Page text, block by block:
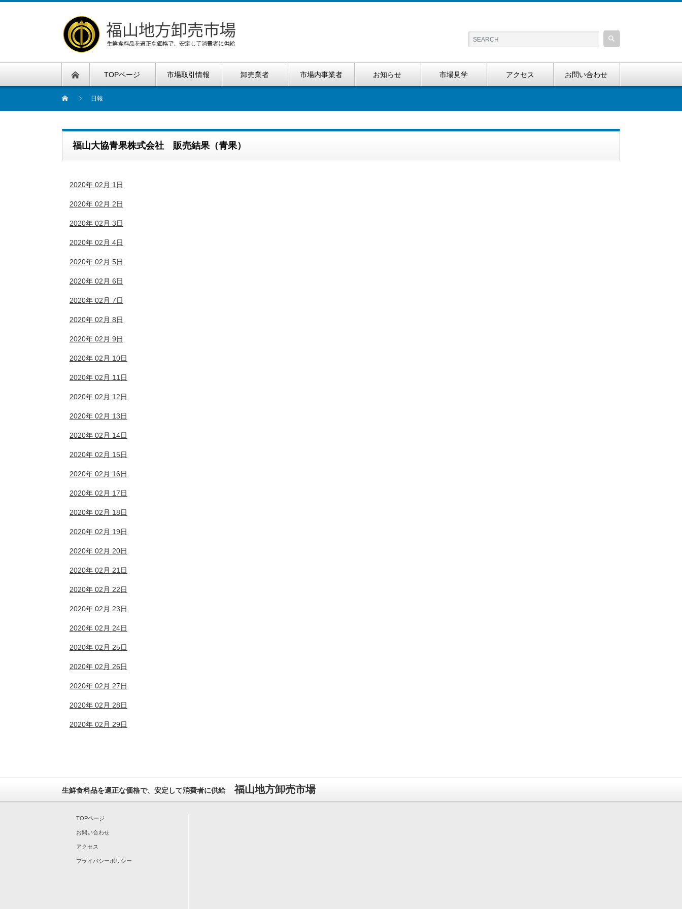
TOPページ 市場取引情報 卸売業者 市場内事業者 お知らせ 市場見学 アクセス お問い合わせ
日報
福山大協青果株式会社 販売結果（青果）
2020年 02月 1日
2020年 02月 2日
2020年 02月 3日
2020年 02月 4日
2020年 02月 5日
2020年 02月 6日
2020年 02月 7日
2020年 02月 8日
2020年 02月 9日
2020年 02月 10日
2020年 02月 11日
2020年 02月 12日
2020年 02月 13日
2020年 02月 14日
2020年 02月 15日
2020年 02月 16日
2020年 02月 17日
2020年 02月 18日
2020年 02月 19日
2020年 02月 20日
2020年 02月 21日
2020年 02月 22日
2020年 02月 23日
2020年 02月 24日
2020年 02月 25日
2020年 02月 26日
2020年 02月 27日
2020年 02月 28日
2020年 02月 29日
生鮮食料品を適正な価格で、安定して消費者に供給 福山地方卸売市場
TOPページ
お問い合わせ
アクセス
プライバシーポリシー